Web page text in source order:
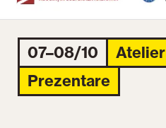
07–08/10 Atelier
Prezentare